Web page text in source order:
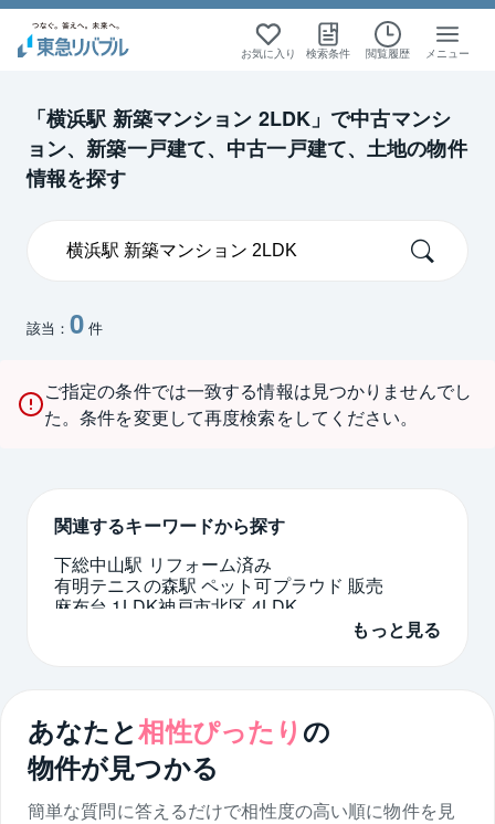
お気に入り 検索条件 閲覧履歴 メニュー
「横浜駅 新築マンション 2LDK」で中古マンシ
ョン、新築一戸建て、中古一戸建て、土地の物件
情報を探す
該当： 0 件
ご指定の条件では一致する情報は見つかりませんでし
た。条件を変更して再度検索をしてください。
関連するキーワードから探す
下総中山駅 リフォーム済み
有明テニスの森駅 ペット可プラウド 販売
麻布台 1LDK神戸市北区 4LDK
福岡県 中古 リフォーム
もっと見る
あなたと相性ぴったり の
物件が見つかる
簡単な質問に答えるだけで相性度の高い順に物件を 見